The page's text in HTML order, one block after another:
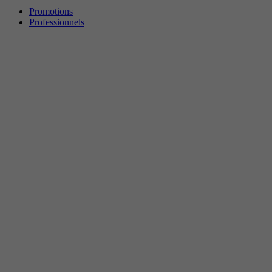
Promotions
Professionnels